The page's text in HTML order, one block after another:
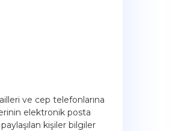
ve cep telefonlarına
elektronik posta
kişiler bilgiler